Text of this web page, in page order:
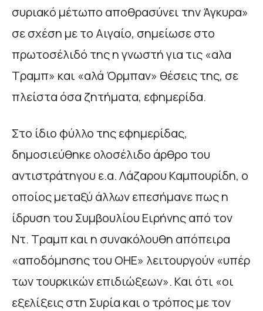
συριακό μέτωπο αποθρασύνει την Άγκυρα»
σε σχέση με το Αιγαίο, σημείωσε στο
πρωτοσέλιδό της η γνωστή για τις «αλα
Τραμπ» και «αλά Όρμπαν» θέσεις της, σε
πλείστα όσα ζητήματα, εφημερίδα.
Στο ίδιο φύλλο της εφημερίδας,
δημοσιεύθηκε ολοσέλιδο άρθρο του
αντιστράτηγου ε.α. Λάζαρου Καμπουρίδη, ο
οποίος μεταξύ άλλων επεσήμανε πως η
ίδρυση του Συμβουλίου Ειρήνης από τον
Ντ. Τραμπ και η συνακόλουθη απόπειρα
«αποδόμησης του ΟΗΕ» λειτουργούν «υπέρ
των τουρκικών επιδιώξεων». Και ότι «οι
εξελίξεις στη Συρία και ο τρόπος με τον